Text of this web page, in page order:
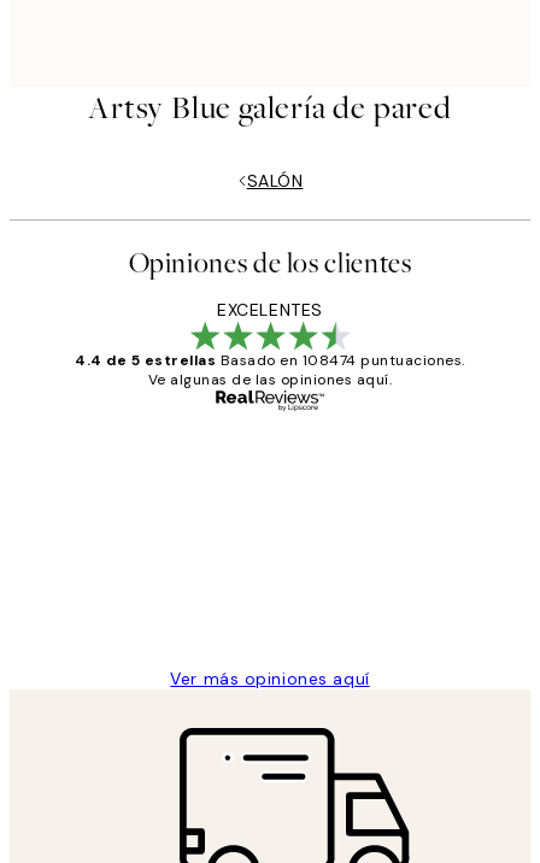
Artsy Blue galería de pared
SALÓN
Opiniones de los clientes
EXCELENTES
4.4 de 5 estrellas Basado en 108474 puntuaciones.
Ve algunas de las opiniones aquí.
Ver más opiniones aquí